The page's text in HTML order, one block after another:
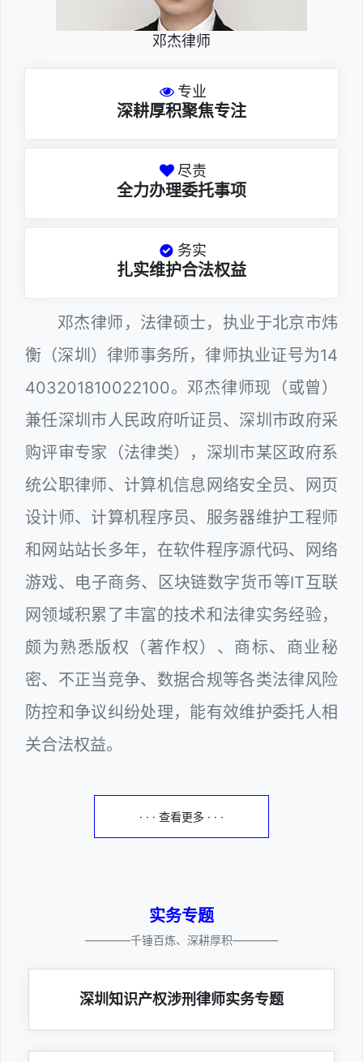
邓杰律师
专业
深耕厚积聚焦专注
尽责
全力办理委托事项
务实
扎实维护合法权益
邓杰律师，法律硕士，执业于北京市炜
衡（深圳）律师事务所，律师执业证号为14
403201810022100。邓杰律师现（或曾）
兼任深圳市人民政府听证员、深圳市政府采
购评审专家（法律类），深圳市某区政府系
统公职律师、计算机信息网络安全员、网页
设计师、计算机程序员、服务器维护工程师
和网站站长多年，在软件程序源代码、网络
游戏、电子商务、区块链数字货币等IT互联
网领域积累了丰富的技术和法律实务经验，
颇为熟悉版权（著作权）、商标、商业秘
密、不正当竞争、数据合规等各类法律风险
防控和争议纠纷处理，能有效维护委托人相
关合法权益。
· · · 查看更多 · · ·
实务专题
————千锤百炼、深耕厚积————
深圳知识产权涉刑律师实务专题